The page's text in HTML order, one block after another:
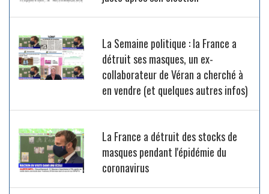
La Semaine politique : la France a
détruit ses masques, un ex-
collaborateur de Véran a cherché à
en vendre (et quelques autres infos)
La France a détruit des stocks de
masques pendant l'épidémie du
coronavirus